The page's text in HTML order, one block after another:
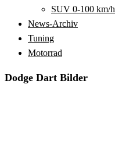
SUV 0-100 km/h
News-Archiv
Tuning
Motorrad
Dodge Dart Bilder